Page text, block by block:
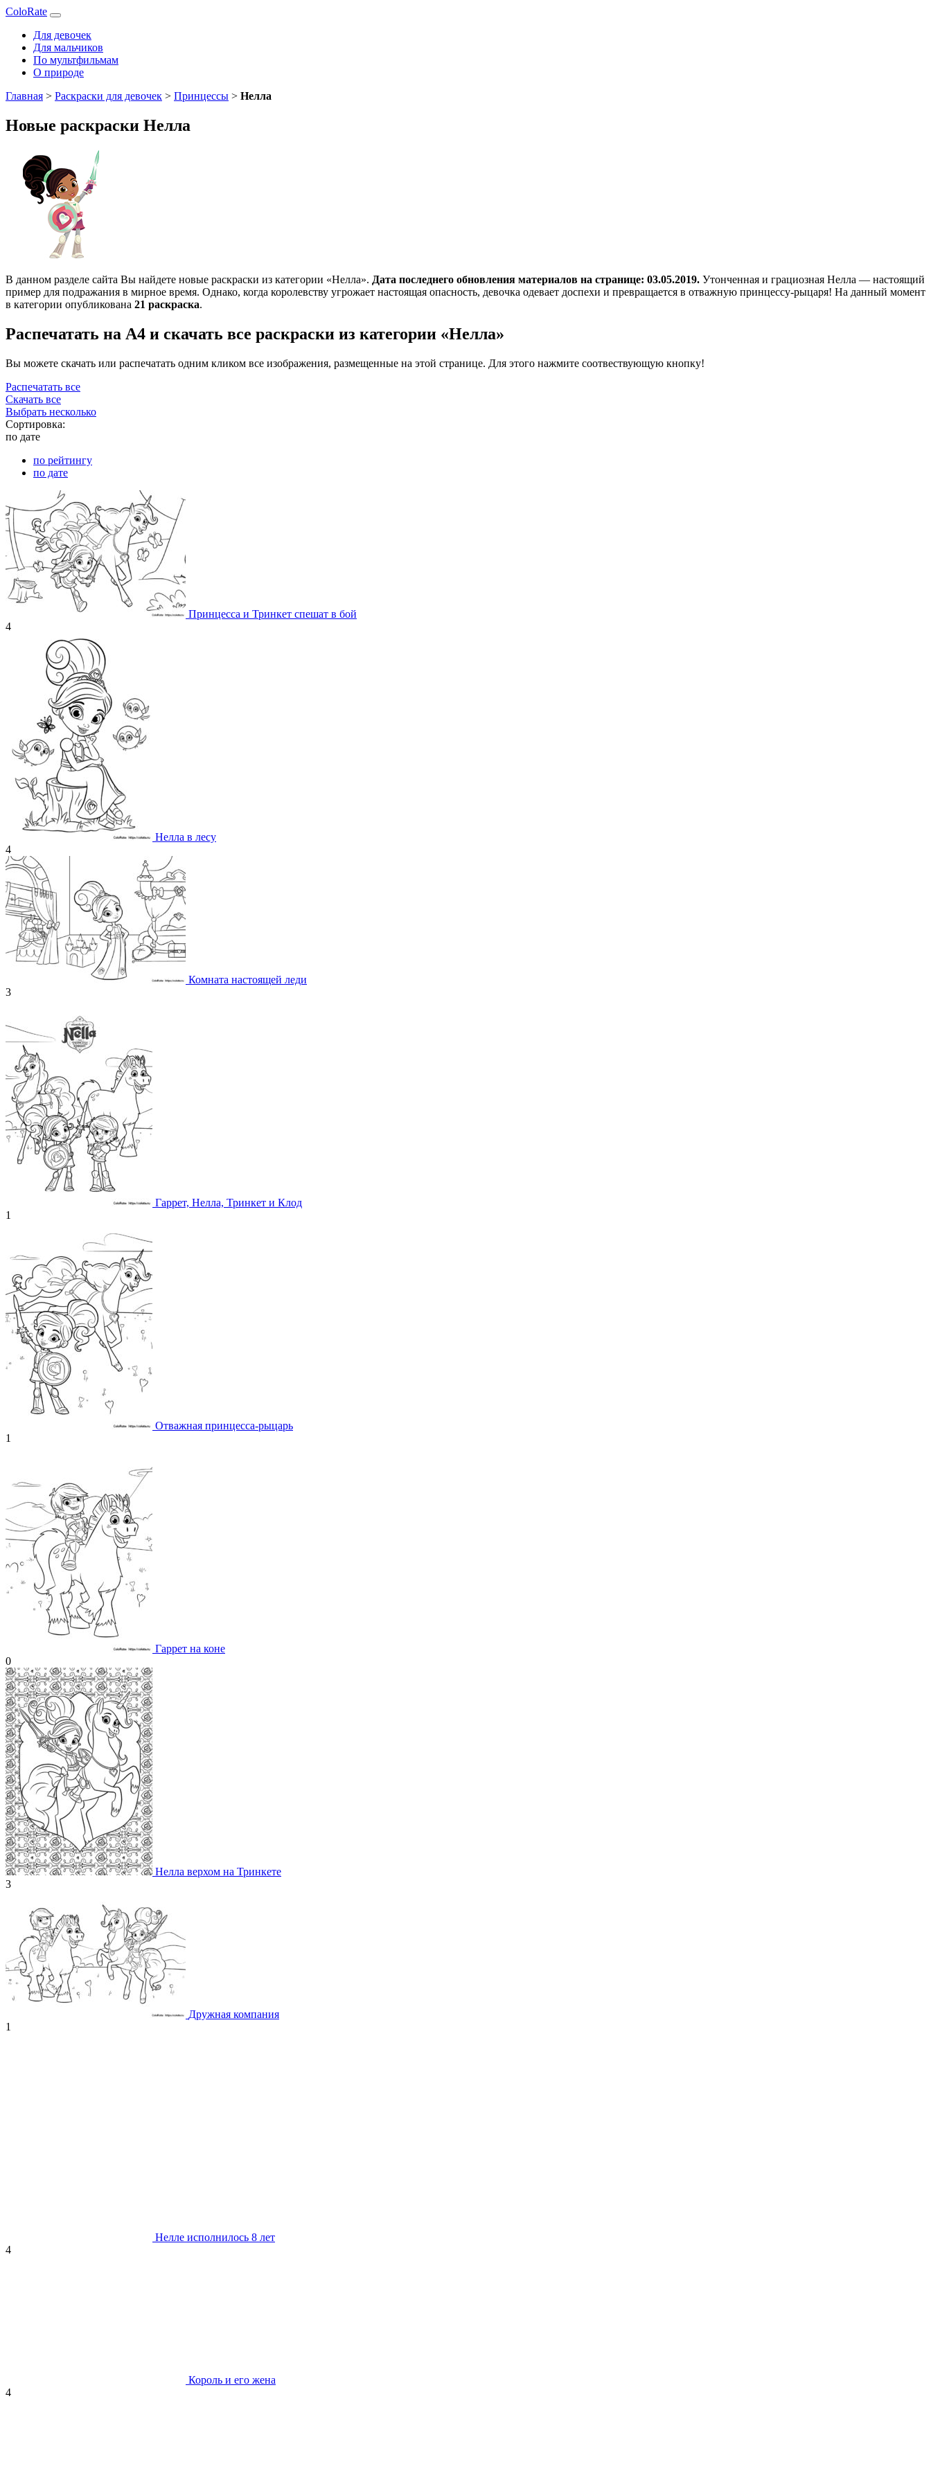
ColoRate
Для девочек
Для мальчиков
По мультфильмам
О природе
Главная > Раскраски для девочек > Принцессы > Нелла
Новые раскраски Нелла
В данном разделе сайта Вы найдете новые раскраски из категории «Нелла». Дата последнего обновления материалов на странице: 03.05.2019. Утонченная и грациозная Нелла — настоящий
пример для подражания в мирное время. Однако, когда королевству угрожает настоящая опасность, девочка одевает доспехи и превращается в отважную принцессу-рыцаря! На данный момент
в категории опубликована 21 раскраска.
Распечатать на А4 и скачать все раскраски из категории «Нелла»
Вы можете скачать или распечатать одним кликом все изображения, размещенные на этой странице. Для этого нажмите соотвествующую кнопку!
Распечатать все
Скачать все
Выбрать несколько
Сортировка:
по дате
по рейтингу
по дате
Принцесса и Тринкет спешат в бой
4
Нелла в лесу
4
Комната настоящей леди
3
Гаррет, Нелла, Тринкет и Клод
1
Отважная принцесса-рыцарь
1
Гаррет на коне
0
Нелла верхом на Тринкете
3
Дружная компания
1
Нелле исполнилось 8 лет
4
Король и его жена
4